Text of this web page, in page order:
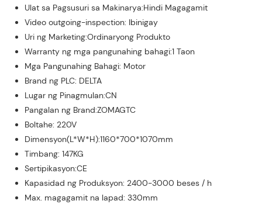
Ulat sa Pagsusuri sa Makinarya:Hindi Magagamit
Video outgoing-inspection: Ibinigay
Uri ng Marketing:Ordinaryong Produkto
Warranty ng mga pangunahing bahagi:1 Taon
Mga Pangunahing Bahagi: Motor
Brand ng PLC: DELTA
Lugar ng Pinagmulan:CN
Pangalan ng Brand:ZOMAGTC
Boltahe: 220V
Dimensyon(L*W*H):1160*700*1070mm
Timbang: 147KG
Sertipikasyon:CE
Kapasidad ng Produksyon: 2400-3000 beses / h
Max. magagamit na lapad: 330mm